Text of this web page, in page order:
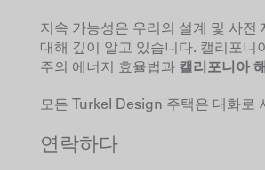
지속 가능성은 우리의 설계 및 사전
대해 깊이 알고 있습니다. 캘리포
주의 에너지 효율법과 캘리포니아
모든 Turkel Design 주택은 대화로
연락하다